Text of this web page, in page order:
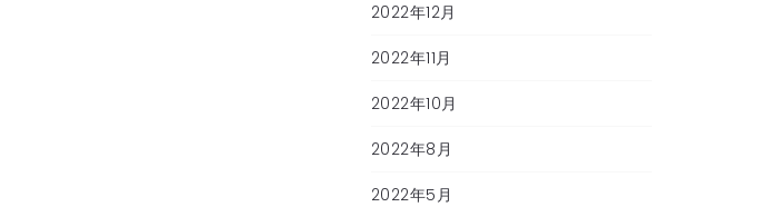
2022年12月
2022年11月
2022年10月
2022年8月
2022年5月